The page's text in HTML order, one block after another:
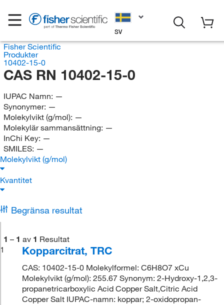
SV
Fisher Scientific
Produkter
10402-15-0
CAS RN 10402-15-0
IUPAC Namn: —
Synonymer: —
Molekylvikt (g/mol): —
Molekylär sammansättning: —
InChi Key: —
SMILES: —
Molekylvikt (g/mol)
Kvantitet
Begränsa resultat
1 – 1 av 1 Resultat
1
Kopparcitrat, TRC
CAS: 10402-15-0 Molekylformel: C6H8O7 xCu
Molekylvikt (g/mol): 255.67 Synonym: 2-Hydroxy-1,2,3-
propanetricarboxylic Acid Copper Salt,Citric Acid
Copper Salt IUPAC-namn: koppar; 2-oxidopropan-